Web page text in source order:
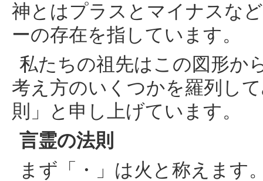
神とはプラスとマイナスな
ーの存在を指しています。
私たちの祖先はこの図形か
考え方のいくつかを羅列し
則」と申し上げています。
言霊の法則
まず「・」は火と称えます